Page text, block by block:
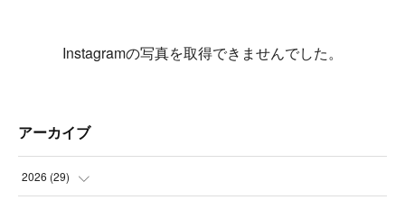
Instagramの写真を取得できませんでした。
アーカイブ
2026 (29)